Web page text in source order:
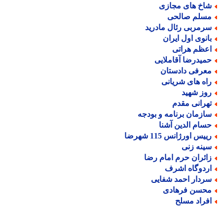
های مجازی
صالحی
رئال مادرید
اول ایران
هراتی
آقاملایی
دادستان
های شریانی
شهید
مقدم
برنامه و بودجه
الدین آشنا
اورژانس 115 شهرضا
زنی
حرم امام رضا
اشرف
احمد شفایی
فرهادی
مسلح